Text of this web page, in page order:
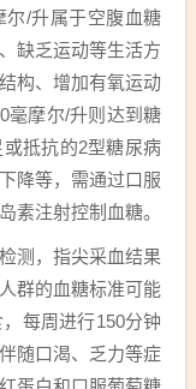
尔/升属于空腹血糖
缺乏运动等生活方
构、增加有氧运动
毫摩尔/升则达到糖
抵抗的2型糖尿病
降等，需通过口服
素注射控制血糖。
测，指尖采血结果
群的血糖标准可能
每周进行150分钟
随口渴、乏力等症